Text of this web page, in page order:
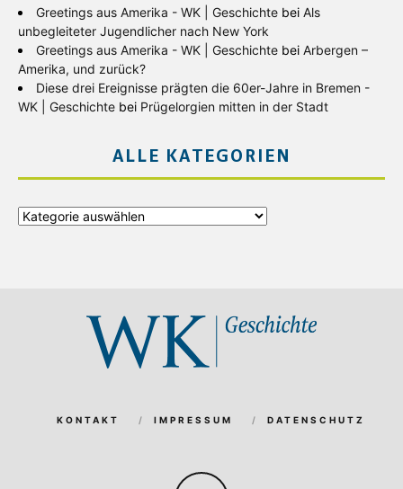
Greetings aus Amerika - WK | Geschichte bei Als
unbegleiteter Jugendlicher nach New York
Greetings aus Amerika - WK | Geschichte bei Arbergen –
Amerika, und zurück?
Diese drei Ereignisse prägten die 60er-Jahre in Bremen -
WK | Geschichte bei Prügelorgien mitten in der Stadt
ALLE KATEGORIEN
Alle
KONTAKT IMPRESSUM DATENSCHUTZ